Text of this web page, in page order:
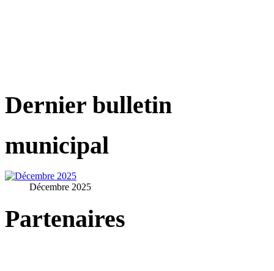
Dernier bulletin
municipal
Décembre 2025
Partenaires